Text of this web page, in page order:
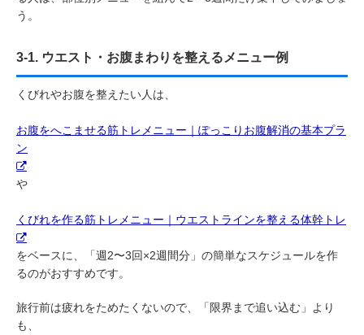
う。
3-1. ウエスト・お腹まわりを整えるメニュー例
くびれやお腹を整えたい人は、
お腹をへこませる筋トレメニュー｜ぽっこりお腹解消の基本プラ
ン
や
くびれを作る筋トレメニュー｜ウエストラインを整える体幹トレ
をベースに、「週2〜3回×2週間分」の簡単なスケジュールを作
るのがおすすめです。
旅行前は疲れをためたくないので、「限界まで追い込む」より
も、